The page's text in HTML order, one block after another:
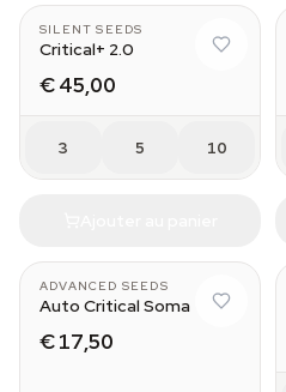
SILENT SEEDS
Critical+ 2.0
€ 45,00
3 5 10
ADVANCED SEEDS
Auto Critical Soma
€ 17,50